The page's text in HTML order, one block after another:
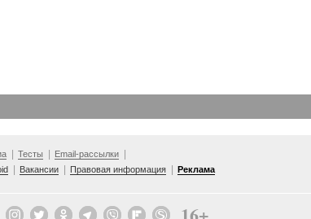
Тесты
Email-рассылки
Вакансии Правовая информация Реклама